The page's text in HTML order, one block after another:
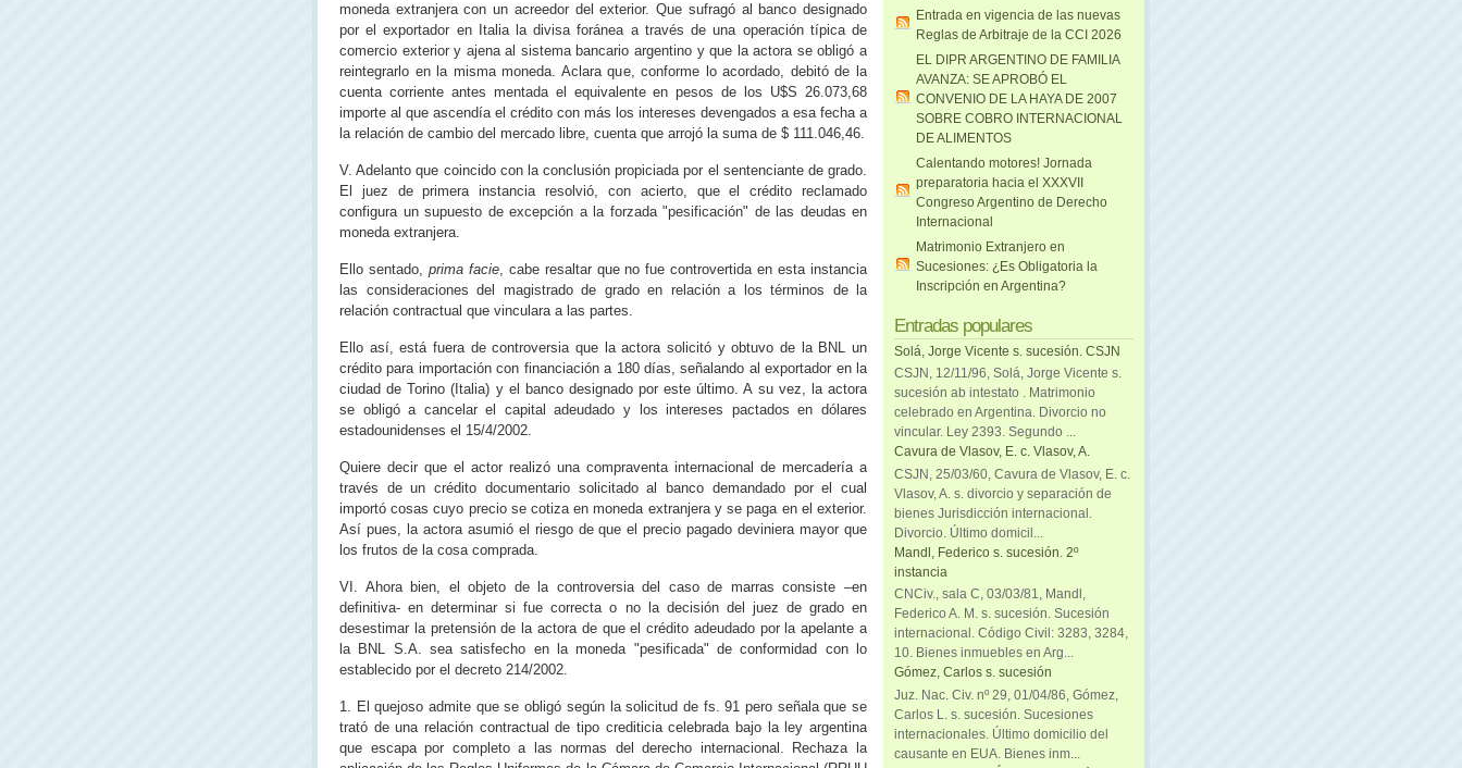
moneda extranjera con un acreedor del exterior. Que sufragó al banco designado
por el exportador en Italia la divisa foránea a través de una operación típica de
comercio exterior y ajena al sistema bancario argentino y que la actora se obligó a
reintegrarlo en la misma moneda. Aclara que, conforme lo acordado, debitó de la
cuenta corriente antes mentada el equivalente en pesos de los U$S 26.073,68
importe al que ascendía el crédito con más los intereses devengados a esa fecha a
la relación de cambio del mercado libre, cuenta que arrojó la suma de $ 111.046,46.
V. Adelanto que coincido con la conclusión propiciada por el sentenciante de grado.
El juez de primera instancia resolvió, con acierto, que el crédito reclamado
configura un supuesto de excepción a la forzada "pesificación" de las deudas en
moneda extranjera.
Ello sentado, prima facie, cabe resaltar que no fue controvertida en esta instancia
las consideraciones del magistrado de grado en relación a los términos de la
relación contractual que vinculara a las partes.
Ello así, está fuera de controversia que la actora solicitó y obtuvo de la BNL un
crédito para importación con financiación a 180 días, señalando al exportador en la
ciudad de Torino (Italia) y el banco designado por este último. A su vez, la actora
se obligó a cancelar el capital adeudado y los intereses pactados en dólares
estadounidenses el 15/4/2002.
Quiere decir que el actor realizó una compraventa internacional de mercadería a
través de un crédito documentario solicitado al banco demandado por el cual
importó cosas cuyo precio se cotiza en moneda extranjera y se paga en el exterior.
Así pues, la actora asumió el riesgo de que el precio pagado deviniera mayor que
los frutos de la cosa comprada.
VI. Ahora bien, el objeto de la controversia del caso de marras consiste –en
definitiva‑ en determinar si fue correcta o no la decisión del juez de grado en
desestimar la pretensión de la actora de que el crédito adeudado por la apelante a
la BNL S.A. sea satisfecho en la moneda "pesificada" de conformidad con lo
establecido por el decreto 214/2002.
1. El quejoso admite que se obligó según la solicitud de fs. 91 pero señala que se
trató de una relación contractual de tipo crediticia celebrada bajo la ley argentina
que escapa por completo a las normas del derecho internacional. Rechaza la
Entrada en vigencia de las nuevas
Reglas de Arbitraje de la CCI 2026
EL DIPR ARGENTINO DE FAMILIA
AVANZA: SE APROBÓ EL
CONVENIO DE LA HAYA DE 2007
SOBRE COBRO INTERNACIONAL
DE ALIMENTOS
Calentando motores! Jornada
preparatoria hacia el XXXVII
Congreso Argentino de Derecho
Internacional
Matrimonio Extranjero en
Sucesiones: ¿Es Obligatoria la
Inscripción en Argentina?
Entradas populares
Solá, Jorge Vicente s. sucesión. CSJN
CSJN, 12/11/96, Solá, Jorge Vicente s.
sucesión ab intestato . Matrimonio
celebrado en Argentina. Divorcio no
vincular. Ley 2393. Segundo ...
Cavura de Vlasov, E. c. Vlasov, A.
CSJN, 25/03/60, Cavura de Vlasov, E. c.
Vlasov, A. s. divorcio y separación de
bienes Jurisdicción internacional.
Divorcio. Último domicil...
Mandl, Federico s. sucesión. 2º
instancia
CNCiv., sala C, 03/03/81, Mandl,
Federico A. M. s. sucesión. Sucesión
internacional. Código Civil: 3283, 3284,
10. Bienes inmuebles en Arg...
Gómez, Carlos s. sucesión
Juz. Nac. Civ. nº 29, 01/04/86, Gómez,
Carlos L. s. sucesión. Sucesiones
internacionales. Último domicilio del
causante en EUA. Bienes inm...